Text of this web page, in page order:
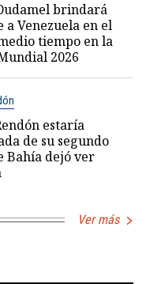
brindará
a Venezuela en el
tiempo en la
2026
estaría
de su segundo
Bahía dejó ver
Ver más